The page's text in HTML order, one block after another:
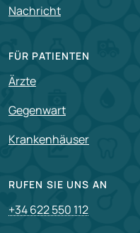
Nachricht
FÜR PATIENTEN
Ärzte
Gegenwart
Krankenhäuser
RUFEN SIE UNS AN
+34 622 550 112